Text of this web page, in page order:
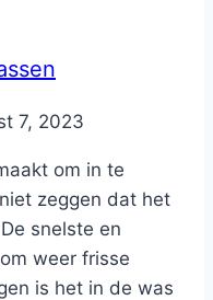
7, 2023
om in te
zeggen dat het
snelste en
weer frisse
is het in de was